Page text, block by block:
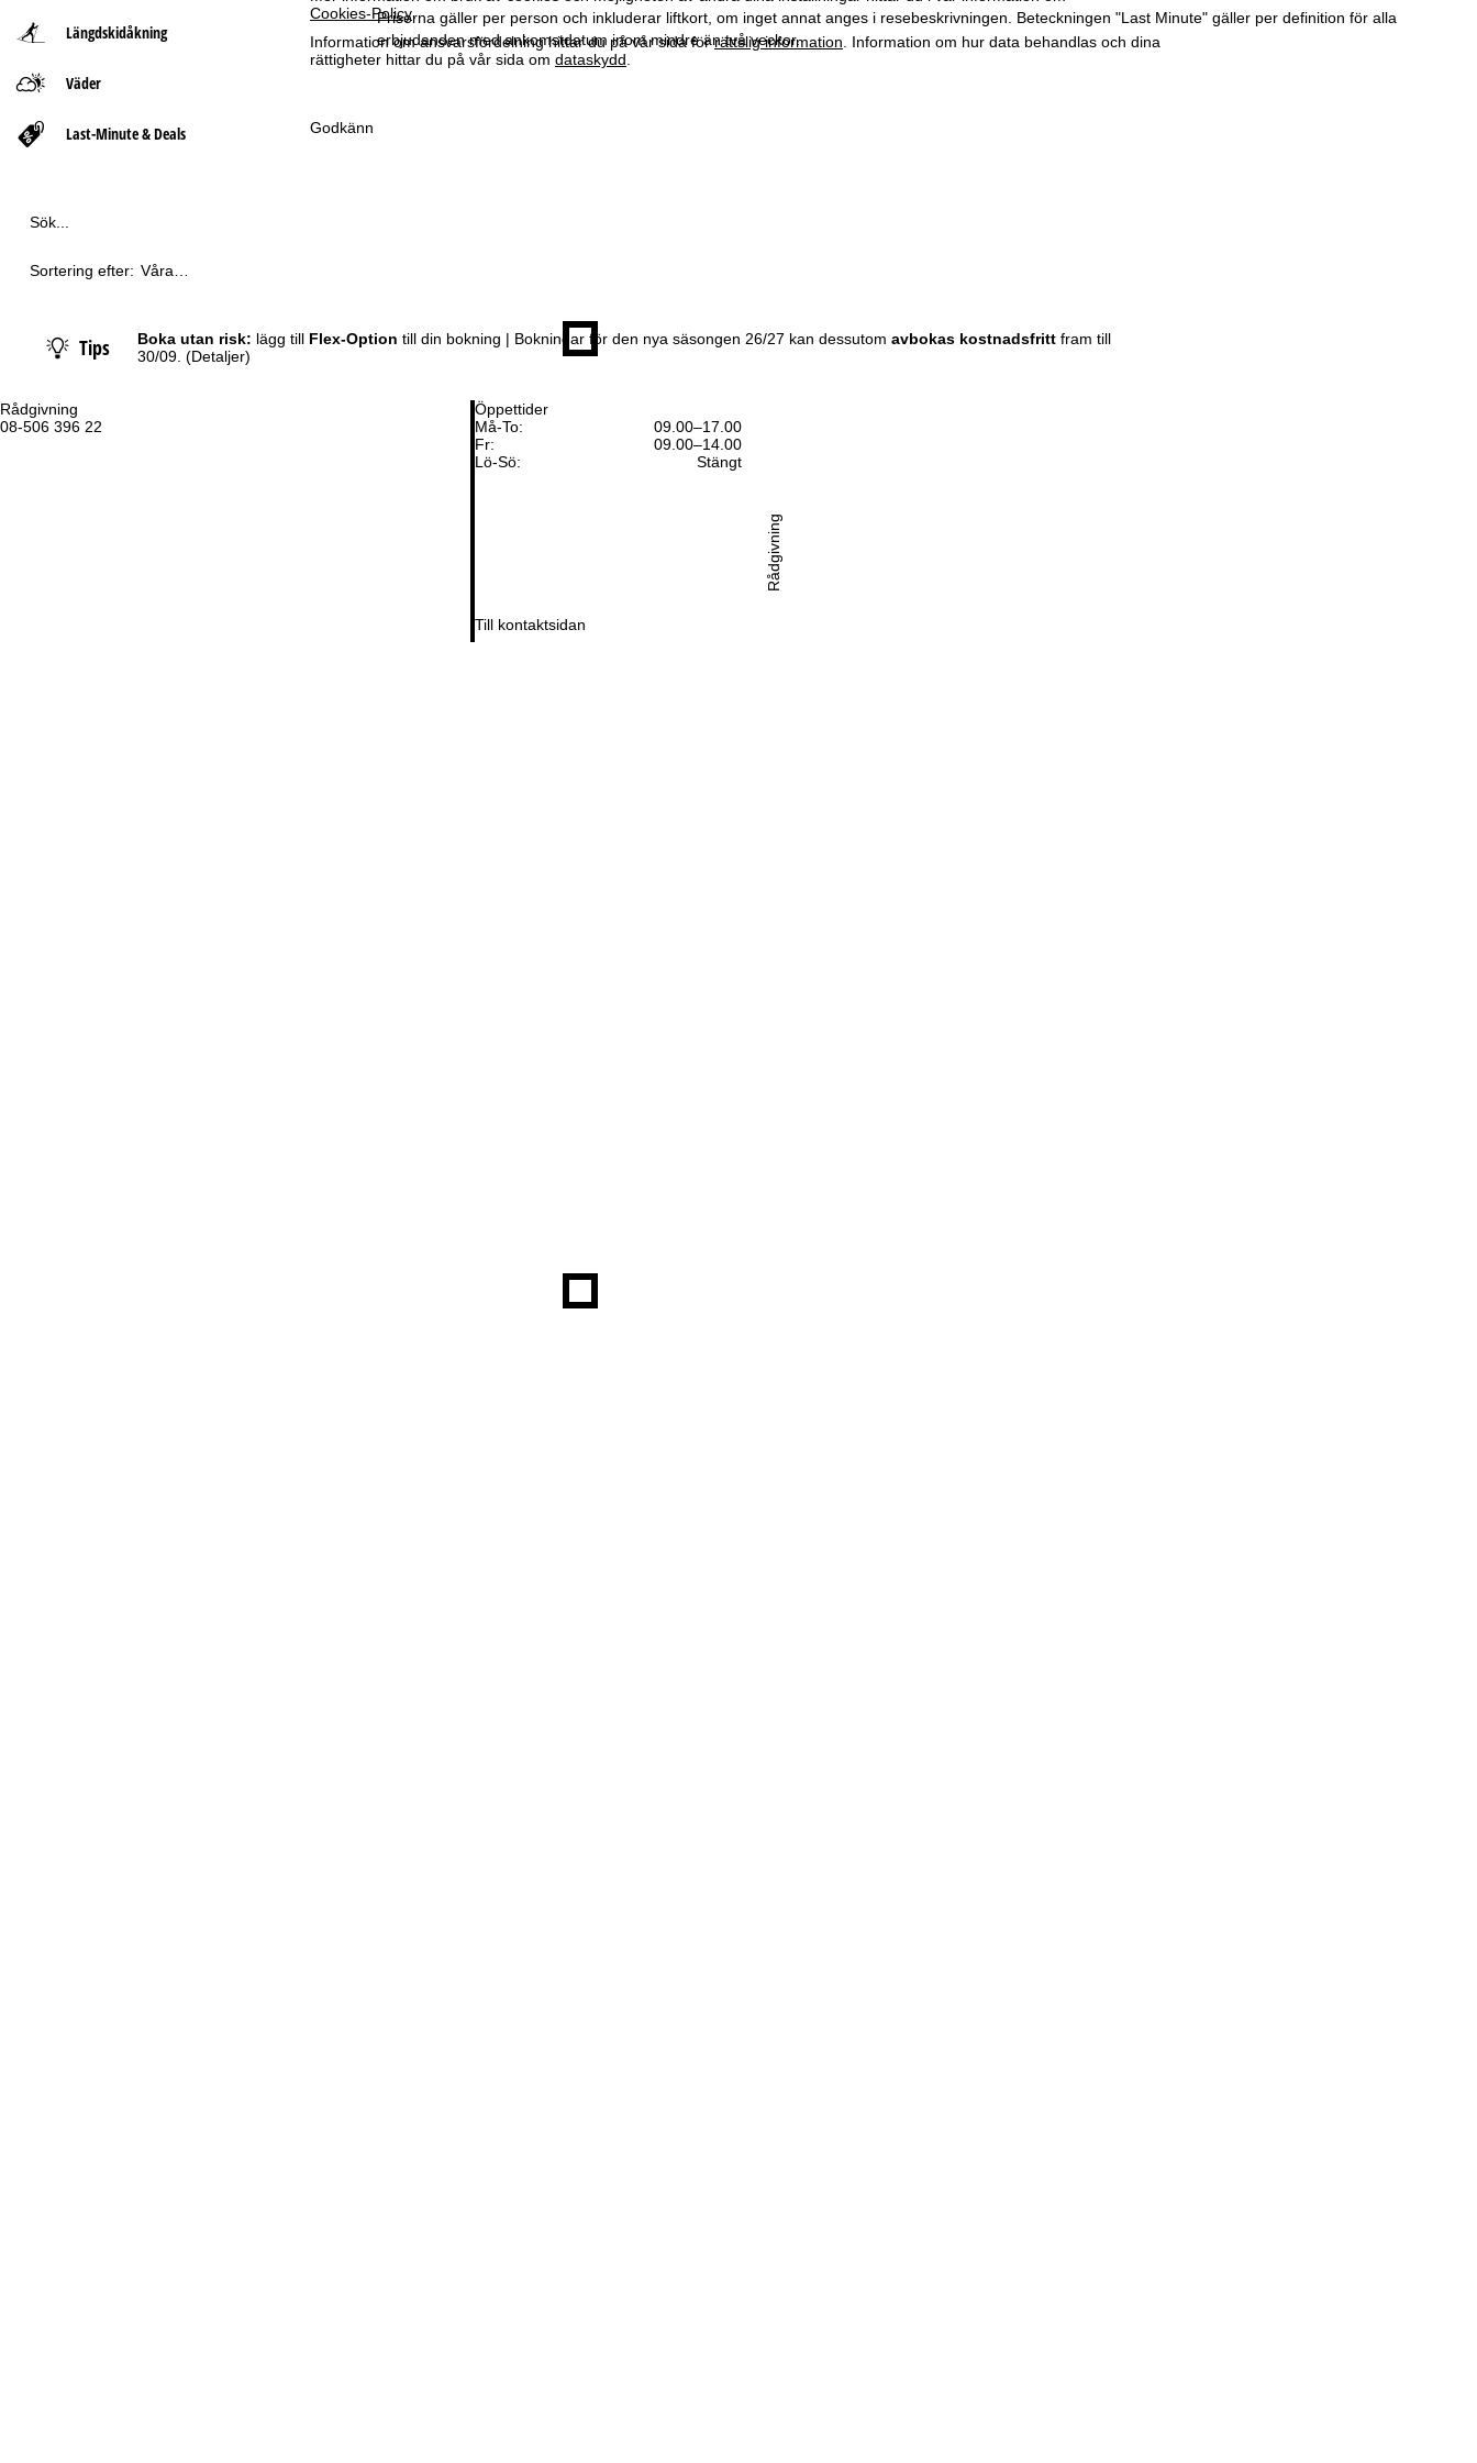
Cookies-Policy.
Information om ansvarsfördelning hittar du på vår sida förrättslig information . Information om hur data behandlas och dina
rättigheter hittar du på vår sida om dataskydd
Godkänn
Rådgivning
08-506 396 22
Öppettider
Må-To:
09.00–17.00
Fr:
09.00–14.00
Lö-Sö:
Stängt
Till kontaktsidan
Rådgivning
Längdskidåkning
Väder
Last-Minute & Deals
t
Priserna gäller per person och inkluderar liftkort, om inget annat anges i resebeskrivningen. Beteckningen "Last Minute" gäller per definition för alla
erbjudanden med ankomstdatum inom mindre än två veckor.
Sök...
Sortering efter: Våra
Tips Boka utan risk: lägg till Flex-Option till din bokning | Bokningar för den nya säsongen 26/27 kan dessutom avbokas kostnadsfrittfram till
30/09. (Detaljer)